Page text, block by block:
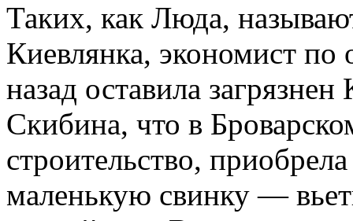
Таких, как Люда,
Киевлянка, экономист по
назад оставила
Скибина, что в
строительство,
маленькую свинку —